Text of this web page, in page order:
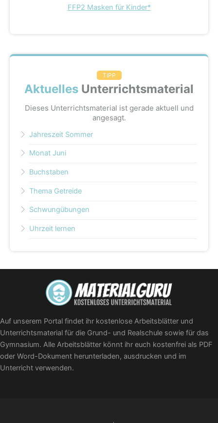
FFP2 Masken für Kinder*
TIPP
Aktuelles Unterrichtsmaterial
Dieses Unterrichtsmaterial ist gerade aktuell und
angesagt.
Jahreszeit Sommer
Monat Juni
Buchstaben
Thema Getreide
Schwungübungen
Uhrzeit lernen
Auf unserem Portal findet ihr kostenlose Arbeitsblätter und
Unterrichtsmaterial für die Grund- und Realschule sowie für das
Gymnasium. Alle Arbeitsblätter könnt ihr euch kostenfrei als PDF
oder Word-Dokument herunterladen, ausdrucken und im
Unterricht verwenden.